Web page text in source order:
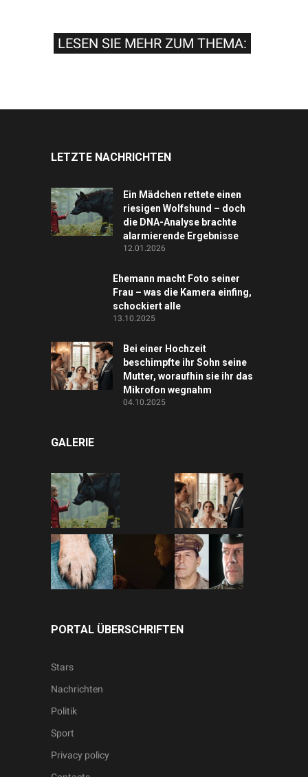
LESEN SIE MEHR ZUM THEMA:
LETZTE NACHRICHTEN
Ein Mädchen rettete einen
riesigen Wolfshund – doch
die DNA-Analyse brachte
alarmierende Ergebnisse
12.01.2026
Ehemann macht Foto seiner
Frau – was die Kamera einfing,
schockiert alle
13.10.2025
Bei einer Hochzeit
beschimpfte ihr Sohn seine
Mutter, woraufhin sie ihr das
Mikrofon wegnahm
04.10.2025
GALERIE
PORTAL ÜBERSCHRIFTEN
Stars
Nachrichten
Politik
Sport
Privacy policy